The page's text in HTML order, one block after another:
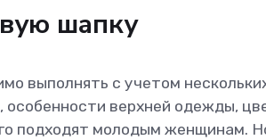
шапку
выполнять с учетом
верхней одежды,
подходят молодым женщинам.